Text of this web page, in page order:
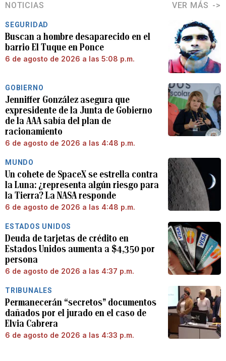
NOTICIAS VER MÁS
SEGURIDAD
Buscan a hombre desaparecido en el
barrio El Tuque en Ponce
6 de agosto de 2026 a las 5:08 p.m.
GOBIERNO
Jenniffer González asegura que
expresidente de la Junta de Gobierno
de la AAA sabía del plan de
racionamiento
6 de agosto de 2026 a las 4:48 p.m.
MUNDO
Un cohete de SpaceX se estrella contra
la Luna: ¿representa algún riesgo para
la Tierra? La NASA responde
6 de agosto de 2026 a las 4:48 p.m.
ESTADOS UNIDOS
Deuda de tarjetas de crédito en
Estados Unidos aumenta a $4,350 por
persona
6 de agosto de 2026 a las 4:37 p.m.
TRIBUNALES
Permanecerán “secretos” documentos
dañados por el jurado en el caso de
Elvia Cabrera
6 de agosto de 2026 a las 4:33 p.m.